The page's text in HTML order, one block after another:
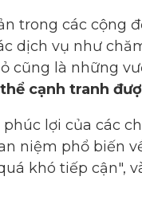
trong các cộng
dịch vụ như
cũng là những
cạnh tranh
lợi của các
niệm phổ biến
khó tiếp cận",